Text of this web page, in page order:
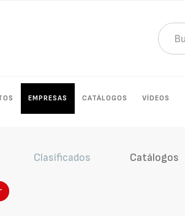
EMPRESAS CATÁLOGOS VÍDEOS
Clasificados Catálogos